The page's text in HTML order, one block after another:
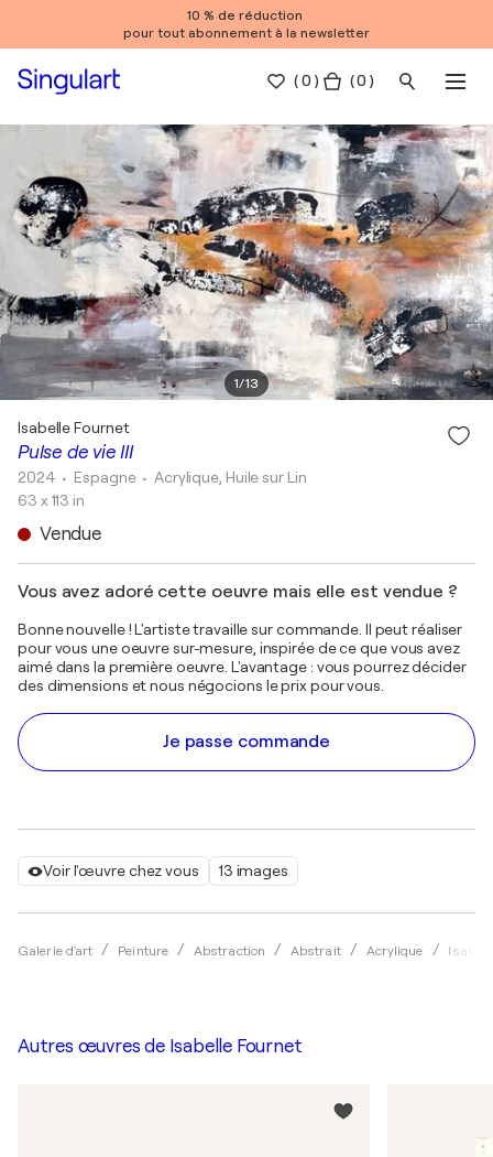
10 % de réduction
pour tout abonnement à la newsletter
(0 ) ( 0 )
1/13
Voir l'œuvre chez vous 13 images
Galerie d'art Peinture Abstraction Abstrait Acrylique
Pulse de vie III
Isabelle Fournet
2024 • Espagne • Acrylique, Huile sur Lin
63 x 113 in
Vendue
Vous avez adoré cette oeuvre mais elle est vendue ?
Bonne nouvelle ! L'artiste travaille sur commande. Il peut réaliser
pour vous une oeuvre sur-mesure, inspirée de ce que vous avez
aimé dans la première oeuvre. L'avantage : vous pourrez décider
des dimensions et nous négocions le prix pour vous.
Je passe commande
Autres œuvres de Isabelle Fournet